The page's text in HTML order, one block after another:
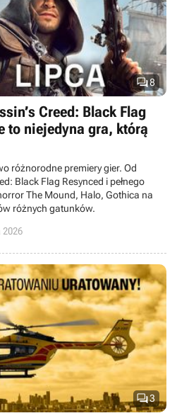
8
Creed: Black Flag
to niejedyna gra, którą
różnorodne premiery gier. Od
Black Flag Resynced i pełnego
The Mound, Halo, Gothica na
różnych gatunków.
2026
3